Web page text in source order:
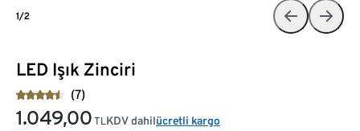
LED Işık Zinciri
(7)
1.049,00 TL KDV dahilücretli kargo
1/2